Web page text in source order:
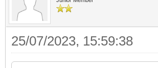
25/07/2023, 15:59:38